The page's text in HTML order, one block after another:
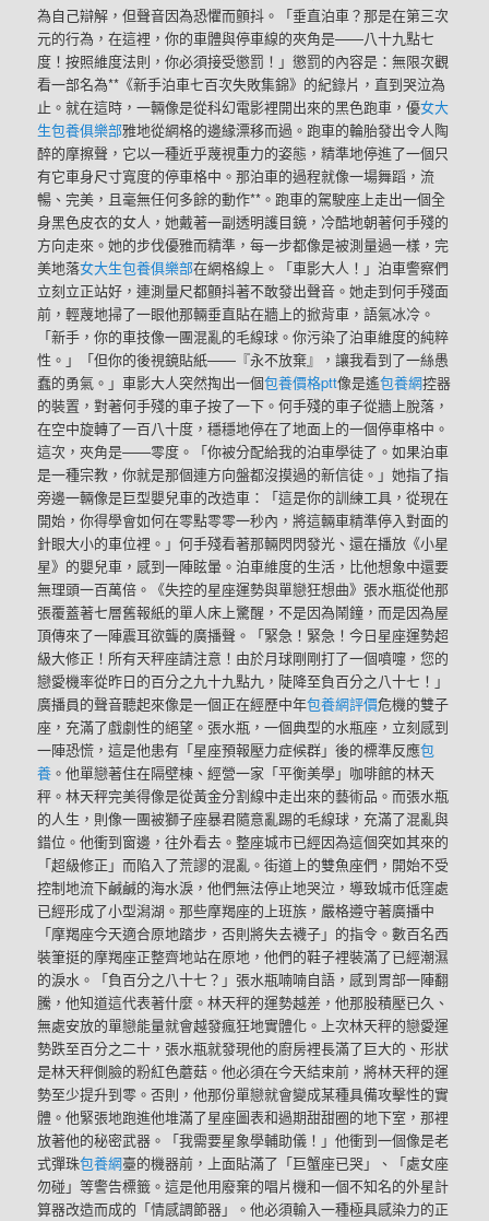
為自己辯解，但聲音因為恐懼而顫抖。「垂直泊車？那是在第三次
元的行為，在這裡，你的車體與停車線的夾角是——八十九點七
度！按照維度法則，你必須接受懲罰！」懲罰的內容是：無限次觀
看一部名為**《新手泊車七百次失敗集錦》的紀錄片，直到哭泣為
止。就在這時，一輛像是從科幻電影裡開出來的黑色跑車，優女大
生包養俱樂部雅地從網格的邊緣漂移而過。跑車的輪胎發出令人陶
醉的摩擦聲，它以一種近乎蔑視重力的姿態，精準地停進了一個只
有它車身尺寸寬度的停車格中。那泊車的過程就像一場舞蹈，流
暢、完美，且毫無任何多餘的動作**。跑車的駕駛座上走出一個全
身黑色皮衣的女人，她戴著一副透明護目鏡，冷酷地朝著何手殘的
方向走來。她的步伐優雅而精準，每一步都像是被測量過一樣，完
美地落女大生包養俱樂部在網格線上。「車影大人！」泊車警察們
立刻立正站好，連測量尺都顫抖著不敢發出聲音。她走到何手殘面
前，輕蔑地掃了一眼他那輛垂直貼在牆上的掀背車，語氣冰冷。
「新手，你的車技像一團混亂的毛線球。你污染了泊車維度的純粹
性。」「但你的後視鏡貼紙——『永不放棄』，讓我看到了一絲愚
蠢的勇氣。」車影大人突然掏出一個包養價格ptt像是遙包養網控器
的裝置，對著何手殘的車子按了一下。何手殘的車子從牆上脫落，
在空中旋轉了一百八十度，穩穩地停在了地面上的一個停車格中。
這次，夾角是——零度。「你被分配給我的泊車學徒了。如果泊車
是一種宗教，你就是那個連方向盤都沒摸過的新信徒。」她指了指
旁邊一輛像是巨型嬰兒車的改造車：「這是你的訓練工具，從現在
開始，你得學會如何在零點零零一秒內，將這輛車精準停入對面的
針眼大小的車位裡。」何手殘看著那輛閃閃發光、還在播放《小星
星》的嬰兒車，感到一陣眩暈。泊車維度的生活，比他想象中還要
無理頭一百萬倍。《失控的星座運勢與單戀狂想曲》張水瓶從他那
張覆蓋著七層舊報紙的單人床上驚醒，不是因為鬧鐘，而是因為屋
頂傳來了一陣震耳欲聾的廣播聲。「緊急！緊急！今日星座運勢超
級大修正！所有天秤座請注意！由於月球剛剛打了一個噴嚏，您的
戀愛機率從昨日的百分之九十九點九，陡降至負百分之八十七！」
廣播員的聲音聽起來像是一個正在經歷中年包養網評價危機的雙子
座，充滿了戲劇性的絕望。張水瓶，一個典型的水瓶座，立刻感到
一陣恐慌，這是他患有「星座預報壓力症候群」後的標準反應包
養 。他單戀著住在隔壁棟、經營一家「平衡美學」咖啡館的林天
秤。林天秤完美得像是從黃金分割線中走出來的藝術品。而張水瓶
的人生，則像一團被獅子座暴君隨意亂踢的毛線球，充滿了混亂與
錯位。他衝到窗邊，往外看去。整座城市已經因為這個突如其來的
「超級修正」而陷入了荒謬的混亂。街道上的雙魚座們，開始不受
控制地流下鹹鹹的海水淚，他們無法停止地哭泣，導致城市低窪處
已經形成了小型潟湖。那些摩羯座的上班族，嚴格遵守著廣播中
「摩羯座今天適合原地踏步，否則將失去襪子」的指令。數百名西
裝筆挺的摩羯座正整齊地站在原地，他們的鞋子裡裝滿了已經潮濕
的淚水。「負百分之八十七？」張水瓶喃喃自語，感到胃部一陣翻
騰，他知道這代表著什麼。林天秤的運勢越差，他那股積壓已久、
無處安放的單戀能量就會越發瘋狂地實體化。上次林天秤的戀愛運
勢跌至百分之二十，張水瓶就發現他的廚房裡長滿了巨大的、形狀
是林天秤側臉的粉紅色蘑菇。他必須在今天結束前，將林天秤的運
勢至少提升到零。否則，他那份單戀就會變成某種具備攻擊性的實
體。他緊張地跑進他堆滿了星座圖表和過期甜甜圈的地下室，那裡
放著他的秘密武器。「我需要星象學輔助儀！」他衝到一個像是老
式彈珠包養網臺的機器前，上面貼滿了「巨蟹座已哭」、「處女座
勿碰」等警告標籤。這是他用廢棄的唱片機和一個不知名的外星計
算器改造而成的「情感調節器」。他必須輸入一種極具感染力的正